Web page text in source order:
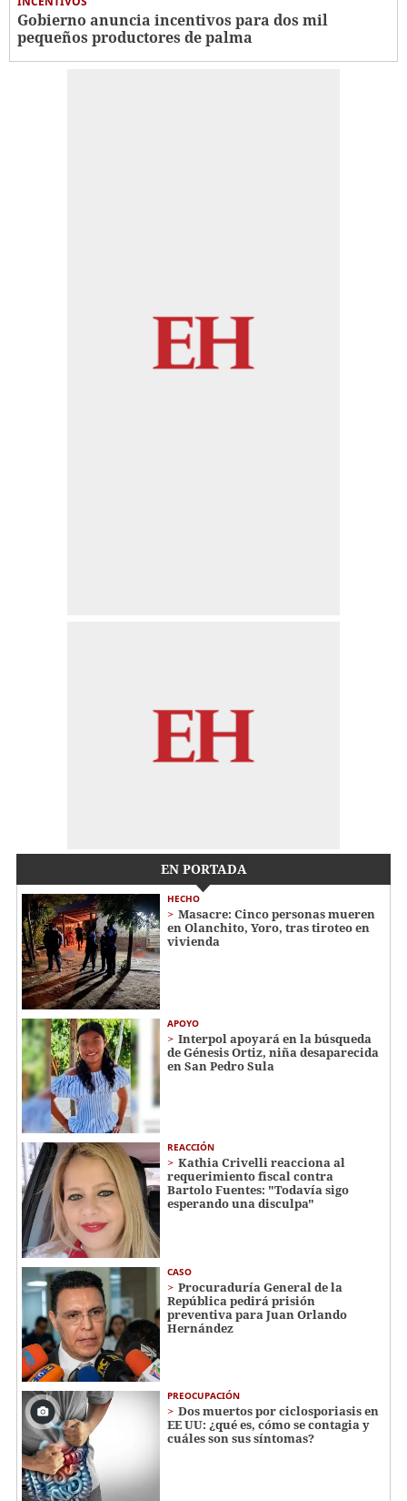
Gobierno anuncia incentivos para dos mil
pequeños productores de palma
EN PORTADA
HECHO
Masacre: Cinco personas mueren
en Olanchito, Yoro, tras tiroteo en
vivienda
APOYO
Interpol apoyará en la búsqueda
de Génesis Ortiz, niña desaparecida
en San Pedro Sula
REACCIÓN
Kathia Crivelli reacciona al
requerimiento fiscal contra
Bartolo Fuentes: "Todavía sigo
esperando una disculpa"
CASO
Procuraduría General de la
República pedirá prisión
preventiva para Juan Orlando
Hernández
PREOCUPACIÓN
Dos muertos por ciclosporiasis en
EE UU: ¿qué es, cómo se contagia y
cuáles son sus síntomas?